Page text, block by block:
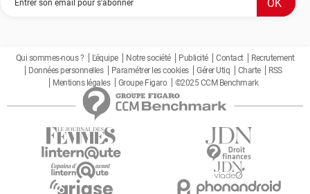
Qui sommes-nous ? L'équipe Notre société Publicité Contact
Recrutement
Données personnelles
Paramétrer les cookies Gérer Utiq Charte
RSS
Mentions légales
Groupe Figaro ©2025 CCM Benchmark